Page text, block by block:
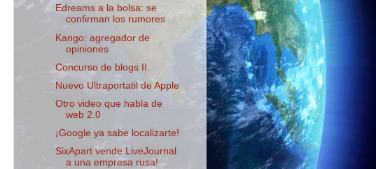
Edreams a la bolsa: se
confirman los rumores
Kango: agregador de
opiniones
Concurso de blogs II.
Nuevo Ultraportatil de Apple
Otro video que habla de
web 2.0
¡Google ya sabe localizarte!
SixApart vende LiveJournal
a una empresa rusa!